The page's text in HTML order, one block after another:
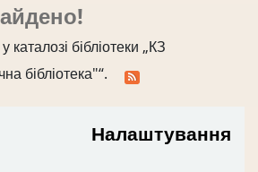
каталозі бібліотеки „КЗ
бібліотека"“.
Налаштування